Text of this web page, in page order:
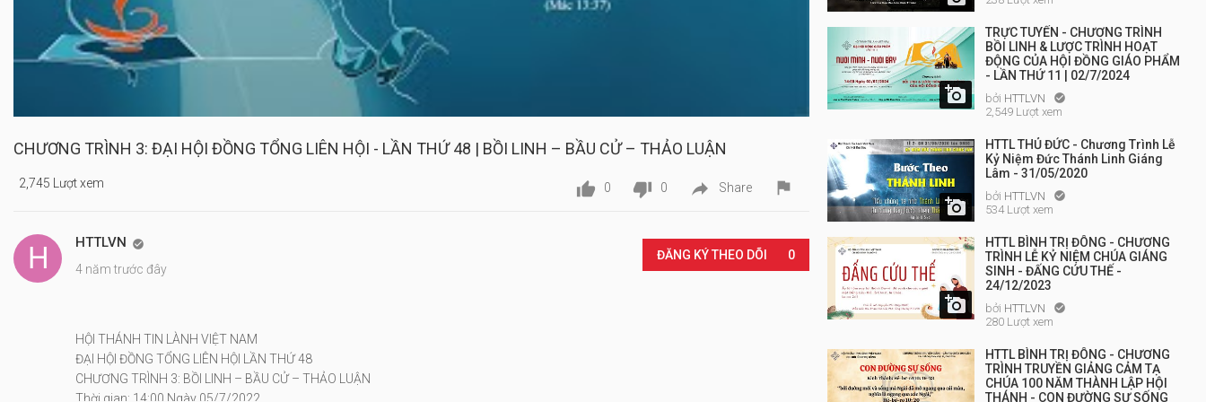

TRỰC TUYẾN - CHƯƠNG TRÌNH
BỒI LINH & LƯỢC TRÌNH HOẠT
ĐỘNG CỦA HỘI ĐỒNG GIÁO PHẨM
- LẦN THỨ 11 | 02/7/2024
bởi HTTLVN 
2,549 Lượt xem

HTTL THỦ ĐỨC - Chương Trình Lễ
Kỷ Niệm Đức Thánh Linh Giáng
Lâm - 31/05/2020
bởi HTTLVN 
534 Lượt xem

HTTL BÌNH TRỊ ĐÔNG - CHƯƠNG
TRÌNH LỄ KỶ NIỆM CHÚA GIÁNG
SINH - ĐẤNG CỨU THẾ -
24/12/2023
bởi HTTLVN 
280 Lượt xem
HTTL BÌNH TRỊ ĐÔNG - CHƯƠNG
TRÌNH TRUYỀN GIẢNG CẢM TẠ
CHÚA 100 NĂM THÀNH LẬP HỘI
THÁNH - CON ĐƯỜNG SỰ SỐNG
CHƯƠNG TRÌNH 3: ĐẠI HỘI ĐỒNG TỔNG LIÊN HỘI - LẦN THỨ 48 | BỒI LINH – BẦU CỬ – THẢO LUẬN
2,745 Lượt xem  0  0  Share 
HTTLVN 
4 năm trước đây
ĐĂNG KÝ THEO DÕI 0
HỘI THÁNH TIN LÀNH VIỆT NAM
ĐẠI HỘI ĐỒNG TỔNG LIÊN HỘI LẦN THỨ 48
CHƯƠNG TRÌNH 3: BỒI LINH – BẦU CỬ – THẢO LUẬN
Thời gian: 14:00 Ngày 05/7/2022